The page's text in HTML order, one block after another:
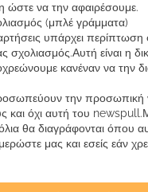
ώστε να την αφαιρέσουμε.
(μπλέ γράμματα)
υπάρχει
σχολιασμός.Αυτή είναι η
κανέναν να την
την
και όχι αυτή του
θα διαγράφονται όπου
μας και εσείς εάν